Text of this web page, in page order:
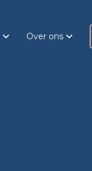
Over ons